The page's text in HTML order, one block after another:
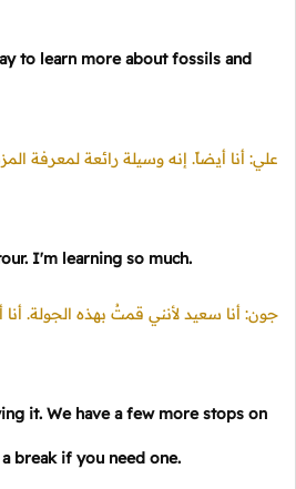
to learn more about fossils and
علي: أنا أيضاً. إنه وسيلة رائعة لمعرفة
I'm learning so much.
جون: أنا سعيد لأنني قمتُ بهذه الجولة. أنا
it. We have a few more stops on
break if you need one.